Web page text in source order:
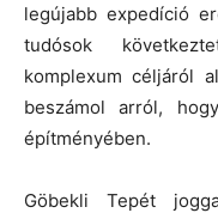
legújabb expedíció
tudósok
komplexum céljáról
beszámol arról,
építményében.
Göbekli Tepét